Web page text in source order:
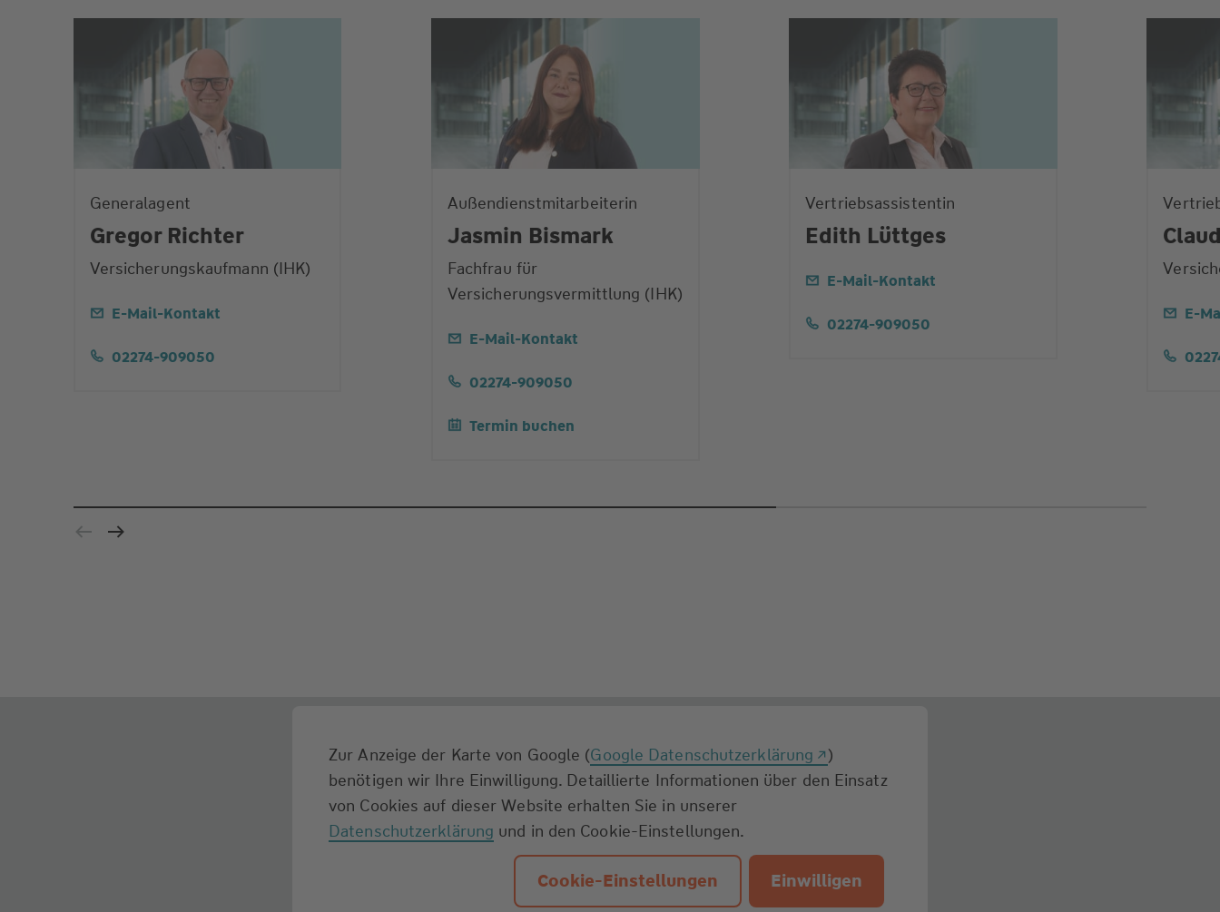
Generalagent
Gregor Richter
Versicherungskaufmann (IHK)
E-Mail-Kontakt
02274-909050
Außendienstmitarbeiterin
Jasmin Bismark
Fachfrau für
Versicherungsvermittlung (IHK)
E-Mail-Kontakt
02274-909050
Termin buchen
Vertriebsassistentin
Edith Lüttges
E-Mail-Kontakt
02274-909050
E-
Zur Anzeige der Karte von Google (Google Datenschutzerklärung
)
benötigen wir Ihre Einwilligung. Detaillierte Informationen über den Einsatz
von Cookies auf dieser Website erhalten Sie in unserer
Datenschutzerklärung und in den Cookie-Einstellungen.
Cookie-Einstellungen Einwilligen